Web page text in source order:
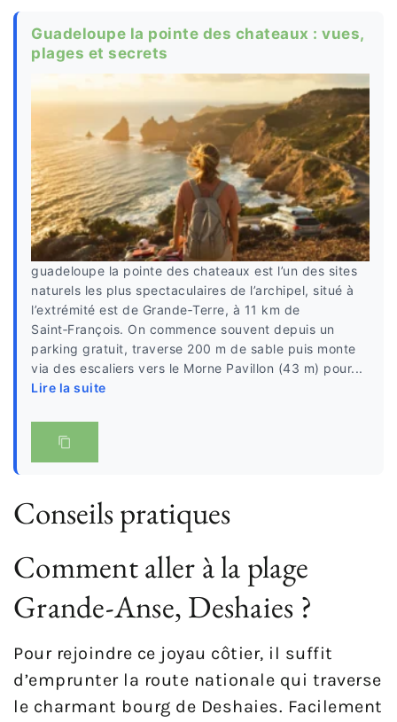
Guadeloupe la pointe des chateaux : vues,
plages et secrets
guadeloupe la pointe des chateaux est l’un des sites
naturels les plus spectaculaires de l’archipel, situé à
l’extrémité est de Grande‑Terre, à 11 km de
Saint‑François. On commence souvent depuis un
parking gratuit, traverse 200 m de sable puis monte
via des escaliers vers le Morne Pavillon (43 m) pour...
Lire la suite
Conseils pratiques
Comment aller à la plage
Grande-Anse, Deshaies ?
Pour rejoindre ce joyau côtier, il suffit
d’emprunter la route nationale qui traverse
le charmant bourg de Deshaies. Facilement